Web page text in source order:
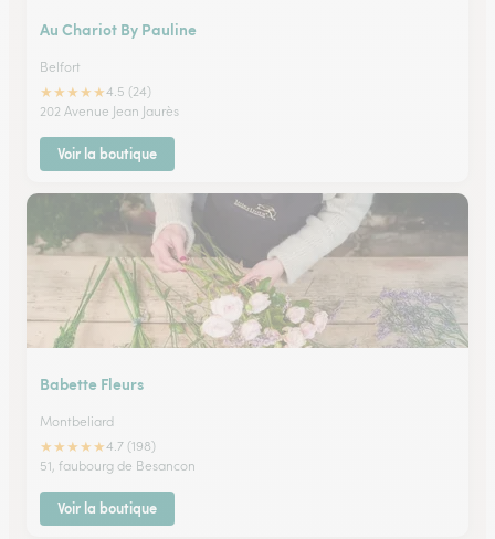
Au Chariot By Pauline
Belfort
★★★★★4.5 (24)
202 Avenue Jean Jaurès
Voir la boutique
Babette Fleurs
Montbeliard
★★★★★4.7 (198)
51, faubourg de Besancon
Voir la boutique